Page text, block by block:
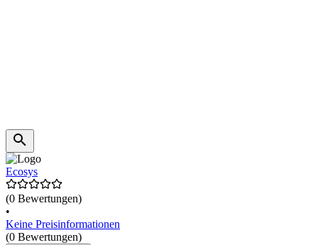
Ecosys
(0 Bewertungen)
•
Keine Preisinformationen
(0 Bewertungen)